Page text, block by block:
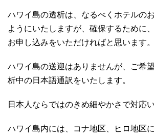
ハワイ島の透析は、なるべくホテルの
ようにいたしますが、確保するために
お申し込みをいただければと思います。
ハワイ島の送迎はありませんが、ご希
析中の日本語通訳をいたします。
日本人ならではのきめ細やかさで対応
ハワイ島内には、コナ地区、ヒロ地区